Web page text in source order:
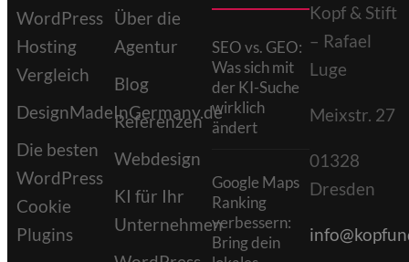
WordPress
Hosting
Vergleich
DesignMadeInGermany.de
Die besten
WordPress
Cookie
Plugins
Über die
Agentur
Blog
Referenzen
Webdesign
KI für Ihr
Unternehmen
SEO vs. GEO:
Was sich mit
der KI-Suche
wirklich
ändert
Google Maps
Ranking
verbessern:
Bring dein
Kopf & Stift
– Rafael
Luge
Meixstr. 27
01328
Dresden